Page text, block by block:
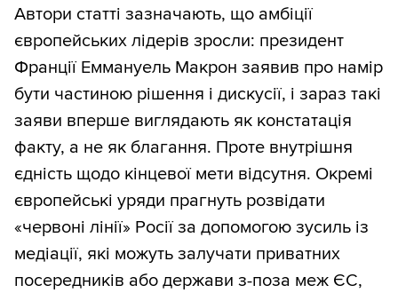
Автори статті зазначають, що амбіції
європейських лідерів зросли: президент
Франції Еммануель Макрон заявив про намір
бути частиною рішення і дискусії, і зараз такі
заяви вперше виглядають як констатація
факту, а не як благання. Проте внутрішня
єдність щодо кінцевої мети відсутня. Окремі
європейські уряди прагнуть розвідати
«червоні лінії» Росії за допомогою зусиль із
медіації, які можуть залучати приватних
посередників або держави з-поза меж ЄС,